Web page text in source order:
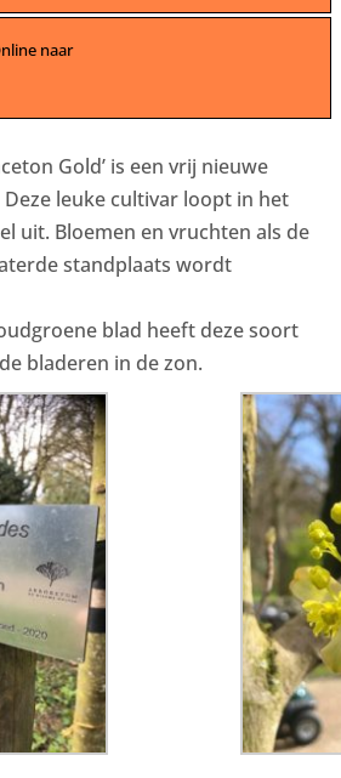
naar
Gold’ is een vrij nieuwe
leuke cultivar loopt in het
uit. Bloemen en vruchten als de
standplaats wordt
blad heeft deze soort
bladeren in de zon.